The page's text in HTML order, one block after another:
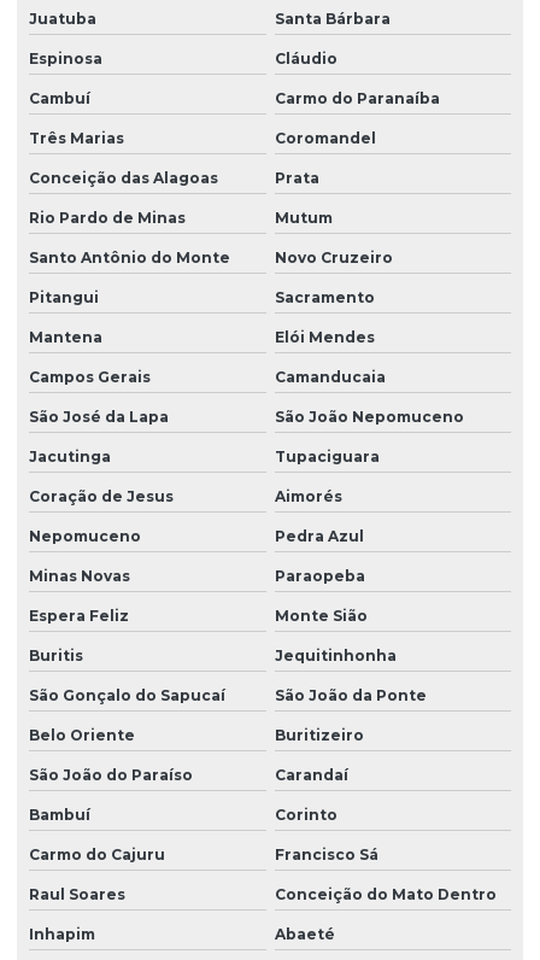
Juatuba Santa Bárbara
Espinosa Cláudio
Cambuí Carmo do Paranaíba
Três Marias Coromandel
Conceição das Alagoas Prata
Rio Pardo de Minas Mutum
Santo Antônio do Monte Novo Cruzeiro
Pitangui Sacramento
Mantena Elói Mendes
Campos Gerais Camanducaia
São José da Lapa São João Nepomuceno
Jacutinga Tupaciguara
Coração de Jesus Aimorés
Nepomuceno Pedra Azul
Minas Novas Paraopeba
Espera Feliz Monte Sião
Buritis Jequitinhonha
São Gonçalo do Sapucaí São João da Ponte
Belo Oriente Buritizeiro
São João do Paraíso Carandaí
Bambuí Corinto
Carmo do Cajuru Francisco Sá
Raul Soares Conceição do Mato Dentro
Inhapim Abaeté